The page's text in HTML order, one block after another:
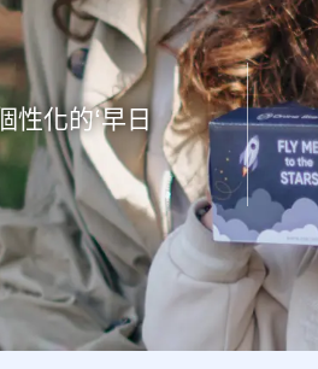
性化的‘早日